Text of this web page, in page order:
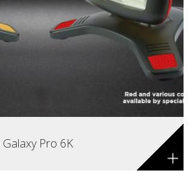
Galaxy Pro 6K +